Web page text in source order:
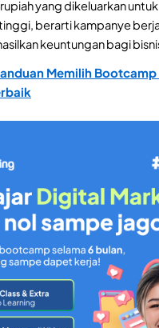
yang dikeluarkan untuk
berarti kampanye
keuntungan bagi
Memilih